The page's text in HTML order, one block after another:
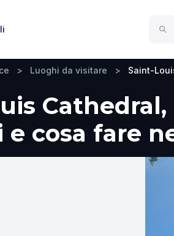
> Luoghi da visitare > Saint-
e cosa fare